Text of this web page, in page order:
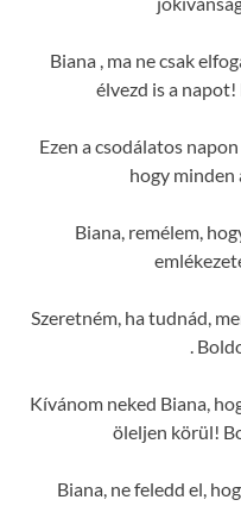
Biana , ma ne csak
élvezd is a
Ezen a csodálatos
hogy
Biana, remélem,
Szeretném, ha tudnád,
.
Kívánom neked Biana,
öleljen körül!
Biana, ne feledd el,